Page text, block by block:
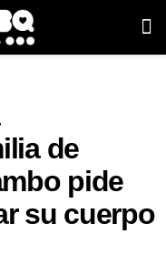
de
pide
su cuerpo